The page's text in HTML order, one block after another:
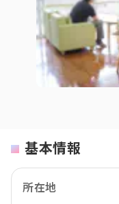
基本情報
所在地